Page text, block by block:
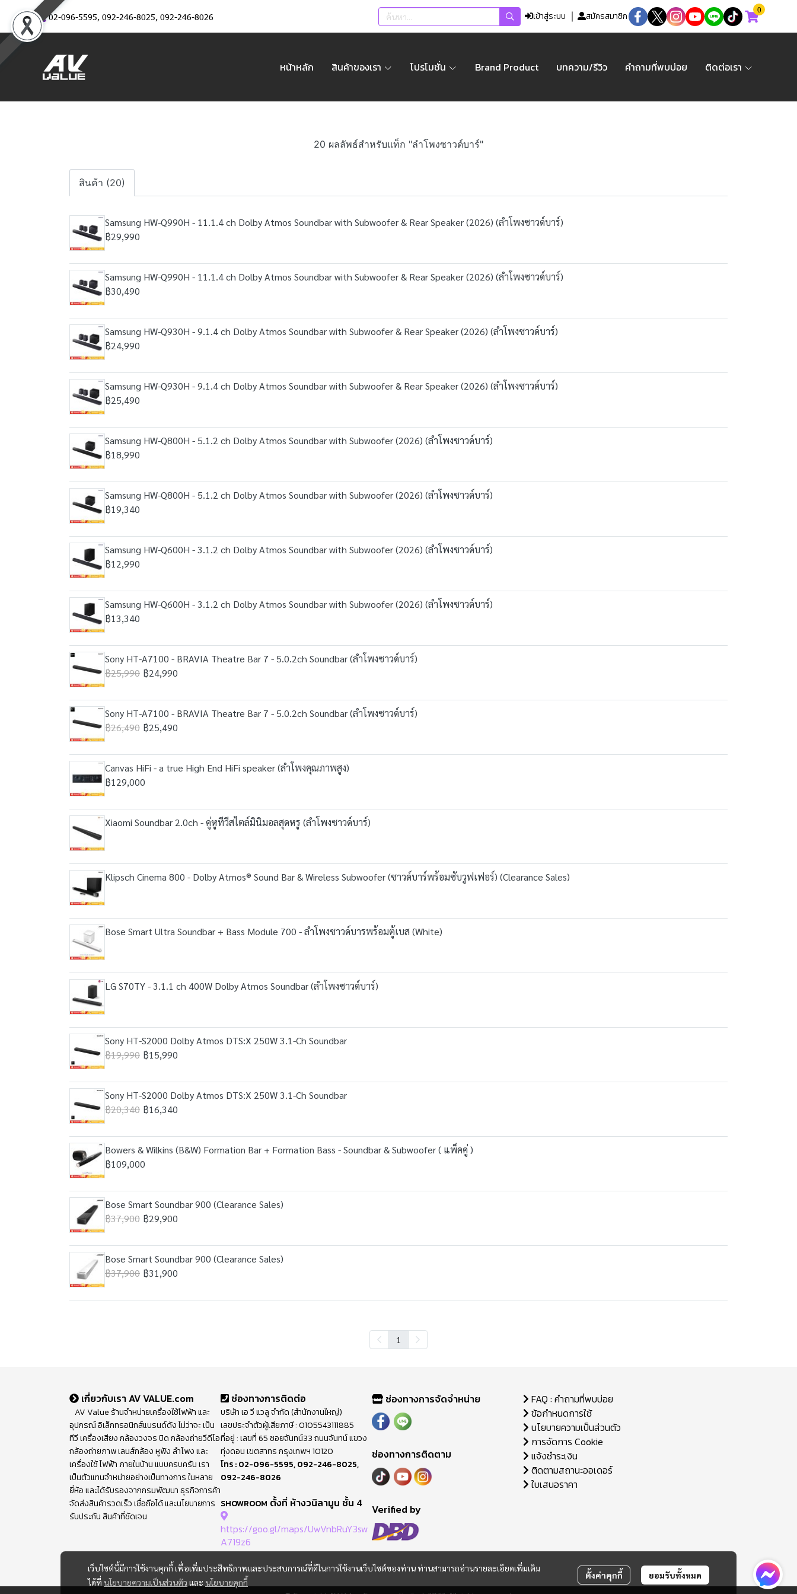
02-096-5595, 092-246-8025, 092-246-8026 เข้าสู่ระบบ สมัครสมาชิก
0
หน้าหลัก สินค้าของเรา โปรโมชั่น Brand Product บทความ/รีวิว คำถามที่พบบ่อย ติดต่อเรา
20 ผลลัพธ์สำหรับแท็ก "ลำโพงซาวด์บาร์"
สินค้า (20)
Samsung HW-Q990H - 11.1.4 ch Dolby Atmos Soundbar with Subwoofer & Rear Speaker (2026) (ลำโพงซาวด์บาร์)
฿29,990
Samsung HW-Q990H - 11.1.4 ch Dolby Atmos Soundbar with Subwoofer & Rear Speaker (2026) (ลำโพงซาวด์บาร์)
฿30,490
Samsung HW-Q930H - 9.1.4 ch Dolby Atmos Soundbar with Subwoofer & Rear Speaker (2026) (ลำโพงซาวด์บาร์)
฿24,990
Samsung HW-Q930H - 9.1.4 ch Dolby Atmos Soundbar with Subwoofer & Rear Speaker (2026) (ลำโพงซาวด์บาร์)
฿25,490
Samsung HW-Q800H - 5.1.2 ch Dolby Atmos Soundbar with Subwoofer (2026) (ลำโพงซาวด์บาร์)
฿18,990
Samsung HW-Q800H - 5.1.2 ch Dolby Atmos Soundbar with Subwoofer (2026) (ลำโพงซาวด์บาร์)
฿19,340
Samsung HW-Q600H - 3.1.2 ch Dolby Atmos Soundbar with Subwoofer (2026) (ลำโพงซาวด์บาร์)
฿12,990
Samsung HW-Q600H - 3.1.2 ch Dolby Atmos Soundbar with Subwoofer (2026) (ลำโพงซาวด์บาร์)
฿13,340
Sony HT-A7100 - BRAVIA Theatre Bar 7 - 5.0.2ch Soundbar (ลำโพงซาวด์บาร์)
฿25,990 ฿24,990
Sony HT-A7100 - BRAVIA Theatre Bar 7 - 5.0.2ch Soundbar (ลำโพงซาวด์บาร์)
฿26,490 ฿25,490
Canvas HiFi - a true High End HiFi speaker (ลำโพงคุณภาพสูง)
฿129,000
Xiaomi Soundbar 2.0ch - คู่หูทีวีสไตล์มินิมอลสุดหรู (ลำโพงซาวด์บาร์)
Klipsch Cinema 800 - Dolby Atmos® Sound Bar & Wireless Subwoofer (ซาวด์บาร์พร้อมซับวูฟเฟอร์) (Clearance Sales)
Bose Smart Ultra Soundbar + Bass Module 700 - ลำโพงซาวด์บารพร้อมตู้เบส (White)
LG S70TY - 3.1.1 ch 400W Dolby Atmos Soundbar (ลำโพงซาวด์บาร์)
Sony HT-S2000 Dolby Atmos DTS:X 250W 3.1-Ch Soundbar
฿19,990 ฿15,990
Sony HT-S2000 Dolby Atmos DTS:X 250W 3.1-Ch Soundbar
฿20,340 ฿16,340
Bowers & Wilkins (B&W) Formation Bar + Formation Bass - Soundbar & Subwoofer ( แพ็คคู่ )
฿109,000
Bose Smart Soundbar 900 (Clearance Sales)
฿37,900 ฿29,900
Bose Smart Soundbar 900 (Clearance Sales)
฿37,900 ฿31,900
1
เว็บไซต์นี้มีการใช้งานคุกกี้ เพื่อเพิ่มประสิทธิภาพและประสบการณ์ที่ดีในการใช้งานเว็บไซต์ของท่าน ท่านสามารถอ่านรายละเอียดเพิ่มเติม
ได้ที่ นโยบายความเป็นส่วนตัว และ นโยบายคุกกี้
ตั้งค่าคุกกี้ ยอมรับทั้งหมด
เกี่ยวกับเรา AV VALUE.com
AV Value ร้านจำหน่ายเครื่องใช้ไฟฟ้า และ
อุปกรณ์ อิเล็กทรอนิกส์แบรนด์ดัง ไม่ว่าจะ เป็น
ทีวี เครื่องเสียง กล้องวงจร ปิด กล้องถ่ายวีดีโอ
กล้องถ่ายภาพ เลนส์กล้อง หูฟัง ลำโพง และ
เครื่องใช้ ไฟฟ้า ภายในบ้าน แบบครบครัน เรา
เป็นตัวแทนจำหน่ายอย่างเป็นทางการ ในหลาย
ยี่ห้อ และได้รับรองจากกรมพัฒนา ธุรกิจการค้า
จัดส่งสินค้ารวดเร็ว เชื่อถือได้ และนโยบายการ
รับประกัน สินค้าที่ชัดเจน
ช่องทางการติดต่อ
บริษัท เอ วี แวลู จำกัด (สำนักงานใหญ่)
เลขประจำตัวผู้เสียภาษี : 0105543111885
ที่อยู่ : เลขที่ 65 ซอยจันทน์33 ถนนจันทน์ แขวง
ทุ่งดอน เขตสาทร กรุงเทพฯ 10120
โทร :02-096-5595,092-246-8025,
092-246-8026
SHOWROOM ตั้งที่ ห้างวนิลามูน ชั้น 4
https://goo.gl/maps/UwVnbRuY3sw
A719z6
ช่องทางการจัดจำหน่าย
ช่องทางการติดตาม
Verified by
FAQ : คำถามที่พบบ่อย
ข้อกำหนดการใช้
นโยบายความเป็นส่วนตัว
การจัดการ Cookie
แจ้งชำระเงิน
ติดตามสถานะออเดอร์
ใบเสนอราคา